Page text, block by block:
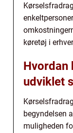
køretøj i
Hvordan
udviklet
begyndelsen
muligheden